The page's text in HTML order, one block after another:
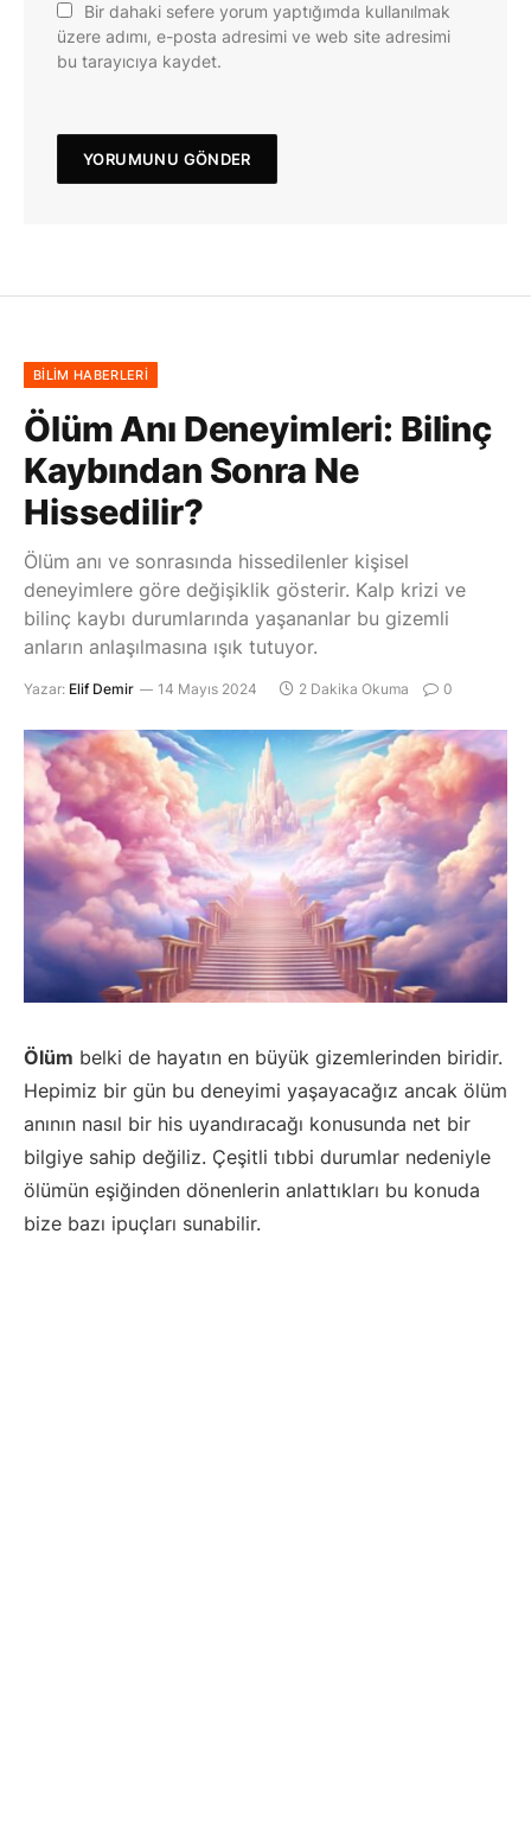
Bir dahaki sefere yorum yaptığımda kullanılmak
üzere adımı, e-posta adresimi ve web site adresimi
bu tarayıcıya kaydet.
BILIM HABERLERI
Ölüm Anı Deneyimleri: Bilinç
Kaybından Sonra Ne
Hissedilir?
Ölüm anı ve sonrasında hissedilenler kişisel
deneyimlere göre değişiklik gösterir. Kalp krizi ve
bilinç kaybı durumlarında yaşananlar bu gizemli
anların anlaşılmasına ışık tutuyor.
Yazar: Elif Demir 14 Mayıs 2024 2 Dakika Okuma 0
Ölüm belki de hayatın en büyük gizemlerinden biridir.
Hepimiz bir gün bu deneyimi yaşayacağız ancak ölüm
anının nasıl bir his uyandıracağı konusunda net bir
bilgiye sahip değiliz. Çeşitli tıbbi durumlar nedeniyle
ölümün eşiğinden dönenlerin anlattıkları bu konuda
bize bazı ipuçları sunabilir.